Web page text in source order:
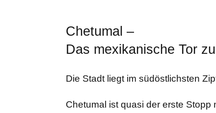
Chetumal –
Das mexikanische Tor
Die Stadt liegt im südöstlichsten
Chetumal ist quasi der erste